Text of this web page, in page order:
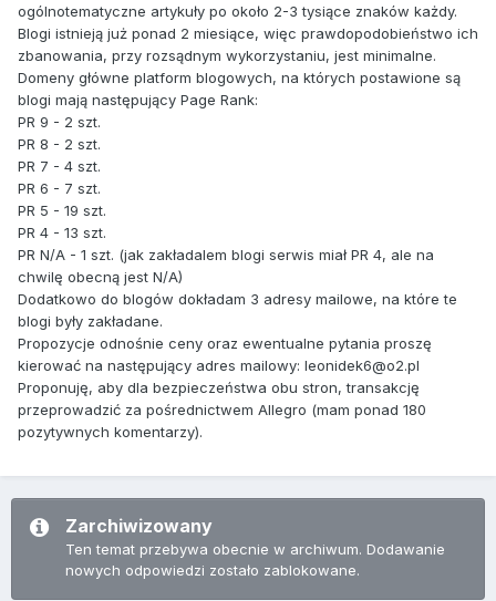
ogólnotematyczne artykuły po około 2-3 tysiące znaków każdy.
Blogi istnieją już ponad 2 miesiące, więc prawdopodobieństwo ich
zbanowania, przy rozsądnym wykorzystaniu, jest minimalne.
Domeny główne platform blogowych, na których postawione są
blogi mają następujący Page Rank:
PR 9 - 2 szt.
PR 8 - 2 szt.
PR 7 - 4 szt.
PR 6 - 7 szt.
PR 5 - 19 szt.
PR 4 - 13 szt.
PR N/A - 1 szt. (jak zakładalem blogi serwis miał PR 4, ale na
chwilę obecną jest N/A)
Dodatkowo do blogów dokładam 3 adresy mailowe, na które te
blogi były zakładane.
Propozycje odnośnie ceny oraz ewentualne pytania proszę
kierować na następujący adres mailowy: leonidek6@o2.pl
Proponuję, aby dla bezpieczeństwa obu stron, transakcję
przeprowadzić za pośrednictwem Allegro (mam ponad 180
pozytywnych komentarzy).
Zarchiwizowany
Ten temat przebywa obecnie w archiwum. Dodawanie
nowych odpowiedzi zostało zablokowane.